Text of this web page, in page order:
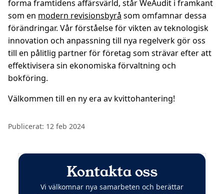
forma framtidens affärsvärld, står WeAudit i framkant
som en modern revisionsbyrå som omfamnar dessa
förändringar. Vår förståelse för vikten av teknologisk
innovation och anpassning till nya regelverk gör oss
till en pålitlig partner för företag som strävar efter att
effektivisera sin ekonomiska förvaltning och
bokföring.
Välkommen till en ny era av kvittohantering!
Publicerat: 12 feb 2024
Kontakta oss
Vi välkomnar nya samarbeten och berättar